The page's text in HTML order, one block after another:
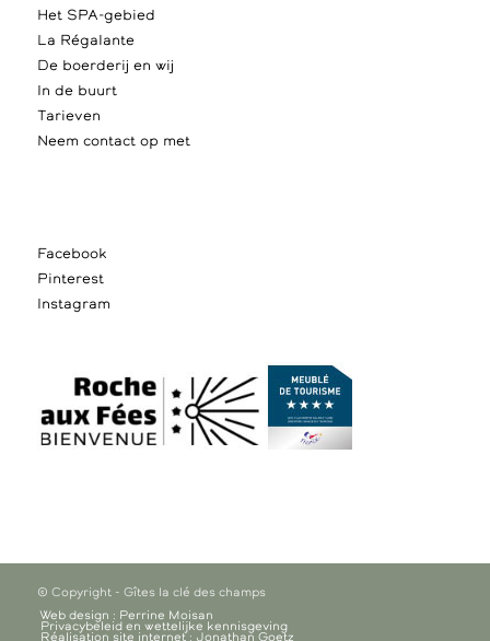
Het SPA-gebied
La Régalante
De boerderij en wij
In de buurt
Tarieven
Neem contact op met
Facebook
Pinterest
Instagram
© Copyright - Gîtes la clé des champs
Web design : Perrine Moisan
Privacybeleid en wettelijke kennisgeving
Réalisation site internet : Jonathan Goetz